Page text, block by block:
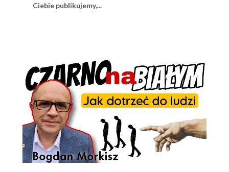
Ciebie publikujemy,...